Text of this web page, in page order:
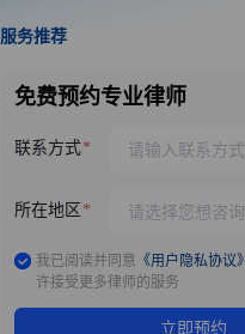
服务推荐
免费预约专业律师
联系方式
所在地区
我已阅读并同意 《用户隐私协议》
许接受更多律师的服务
立即预约